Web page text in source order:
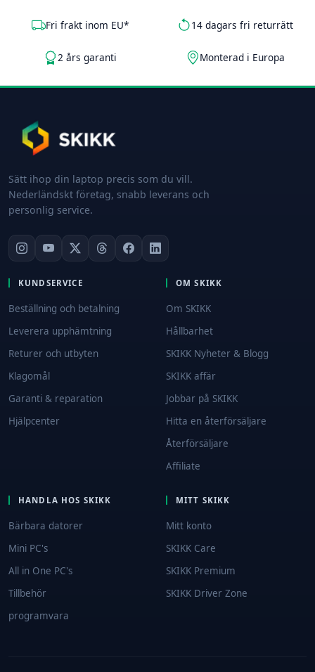
Fri frakt inom EU* 14 dagars fri returrätt
2 års garanti Monterad i Europa
Sätt ihop din laptop precis som du vill.
Nederländskt företag, snabb leverans och
personlig service.
KUNDSERVICE
Beställning och betalning
Leverera upphämtning
Returer och utbyten
Klagomål
Garanti & reparation
Hjälpcenter
OM SKIKK
Om SKIKK
Hållbarhet
SKIKK Nyheter & Blogg
SKIKK affär
Jobbar på SKIKK
Hitta en återförsäljare
Återförsäljare
Affiliate
HANDLA HOS SKIKK
Bärbara datorer
Mini PC's
All in One PC's
Tillbehör
programvara
MITT SKIKK
Mitt konto
SKIKK Care
SKIKK Premium
SKIKK Driver Zone